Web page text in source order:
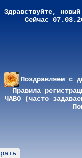
Здравствуйте,
Сейчас
Поздравляем с
Правила
ЧАВО (часто